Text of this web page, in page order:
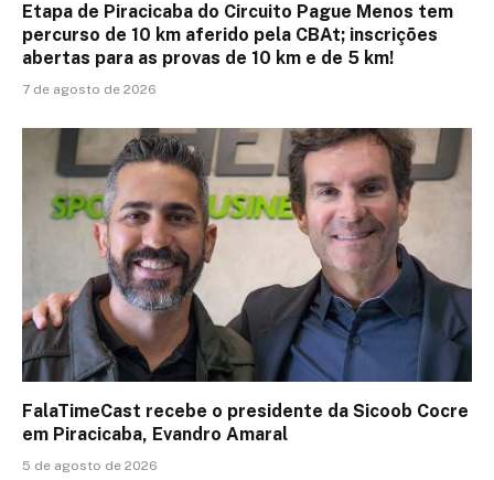
Etapa de Piracicaba do Circuito Pague Menos tem
percurso de 10 km aferido pela CBAt; inscrições
abertas para as provas de 10 km e de 5 km!
7 de agosto de 2026
FalaTimeCast recebe o presidente da Sicoob Cocre
em Piracicaba, Evandro Amaral
5 de agosto de 2026